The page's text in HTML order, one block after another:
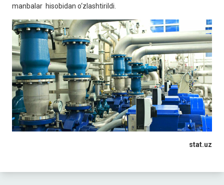
manbalar hisobidan o‘zlashtirildi.
stat.uz